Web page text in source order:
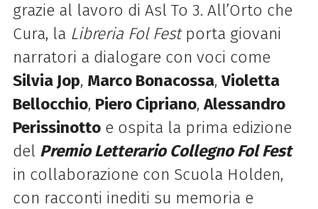
grazie al lavoro di Asl To 3. All’Orto che
Cura, la Libreria Fol Festporta giovani
narratori a dialogare con voci come
Silvia Jop, Marco Bonacossa,Violetta
Bellocchio, Piero Cipriano,Alessandro
Perissinottoe ospita la prima edizione
del Premio Letterario Collegno Fol Fest
in collaborazione con Scuola Holden,
con racconti inediti su memoria e